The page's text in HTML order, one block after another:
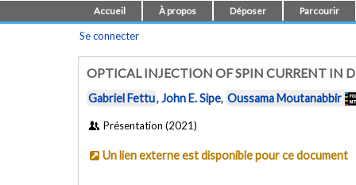
Accueil À propos Déposer Parcourir
Se connecter
OPTICAL INJECTION OF SPIN CURRENT IN
Gabriel Fettu,John E. Sipe, Oussama Moutanabbir
Présentation (2021)
Un lien externe est disponible pour ce document